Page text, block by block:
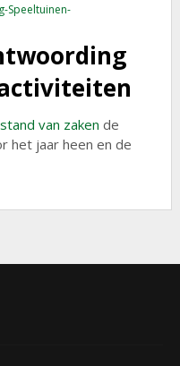
Speeltuinen-
van zaken de
het jaar heen en de